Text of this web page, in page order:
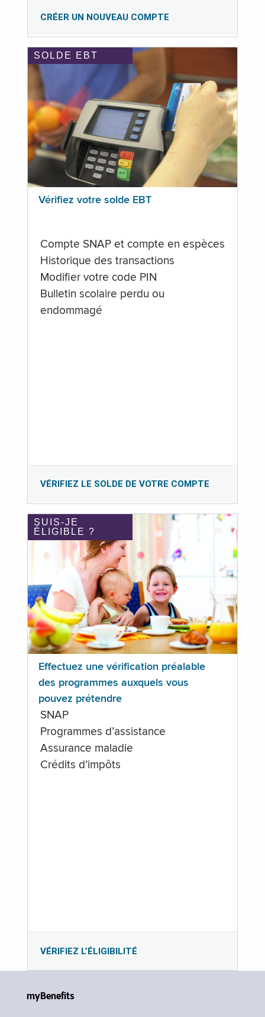
CRÉER UN NOUVEAU COMPTE
SOLDE EBT
Vérifiez votre solde EBT
Compte SNAP et compte en espèces
Historique des transactions
Modifier votre code PIN
Bulletin scolaire perdu ou
endommagé
VÉRIFIEZ LE SOLDE DE VOTRE COMPTE
SUIS-JE
ÉLIGIBLE ?
Effectuez une vérification préalable
des programmes auxquels vous
pouvez prétendre
SNAP
Programmes d’assistance
Assurance maladie
Crédits d’impôts
VÉRIFIEZ L’ÉLIGIBILITÉ
myBenefits